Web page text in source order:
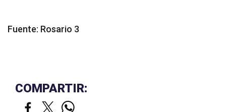
Fuente: Rosario 3
COMPARTIR: